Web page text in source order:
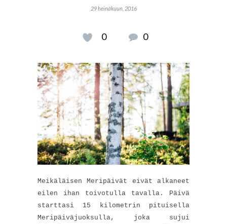
29 heinäkuun, 2016
0 0
Meikäläisen Meripäivät eivät alkaneet
eilen ihan toivotulla tavalla. Päivä
starttasi 15 kilometrin pituisella
Meripäiväjuoksulla, joka sujui